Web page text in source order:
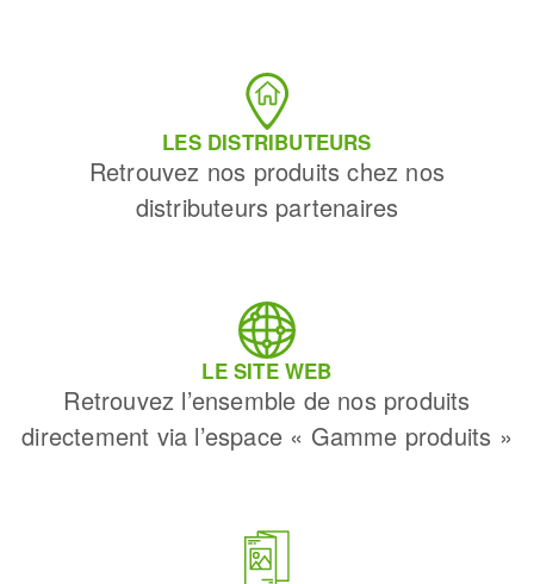
LES DISTRIBUTEURS
Retrouvez nos produits chez nos
distributeurs partenaires
LE SITE WEB
Retrouvez l’ensemble de nos produits
directement via l’espace « Gamme produits »